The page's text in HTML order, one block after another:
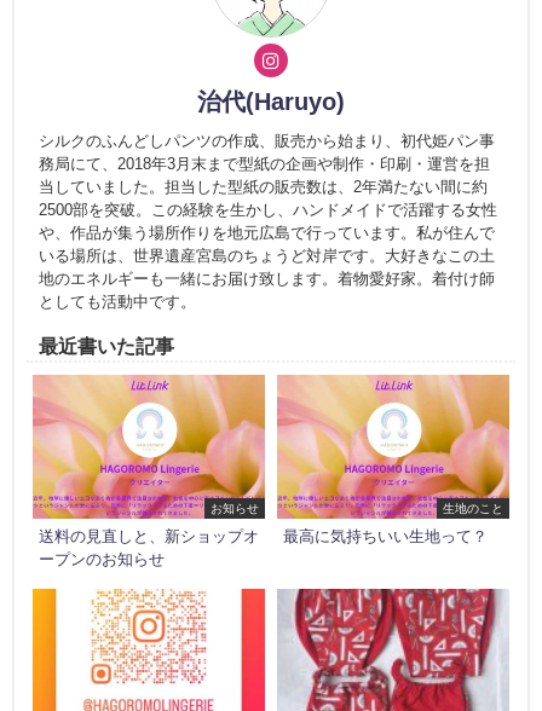
治代(Haruyo)
シルクのふんどしパンツの作成、販売から始まり、初代姫パン事
務局にて、2018年3月末まで型紙の企画や制作・印刷・運営を担
当していました。担当した型紙の販売数は、2年満たない間に約
2500部を突破。この経験を生かし、ハンドメイドで活躍する女性
や、作品が集う場所作りを地元広島で行っています。私が住んで
いる場所は、世界遺産宮島のちょうど対岸です。大好きなこの土
地のエネルギーも一緒にお届け致します。着物愛好家。着付け師
としても活動中です。
最近書いた記事
お知らせ
送料の見直しと、新ショップオ
ープンのお知らせ
生地のこと
最高に気持ちいい生地って？